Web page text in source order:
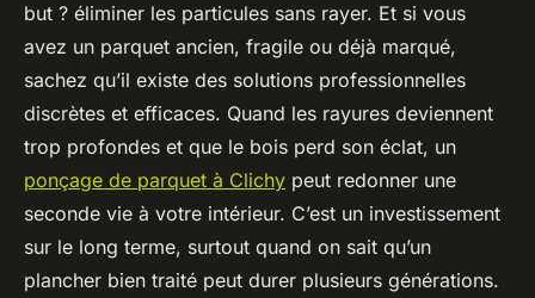
but ? éliminer les particules sans rayer. Et si vous
avez un parquet ancien, fragile ou déjà marqué,
sachez qu’il existe des solutions professionnelles
discrètes et efficaces. Quand les rayures deviennent
trop profondes et que le bois perd son éclat, un
ponçage de parquet à Clichy peut redonner une
seconde vie à votre intérieur. C’est un investissement
sur le long terme, surtout quand on sait qu’un
plancher bien traité peut durer plusieurs générations.